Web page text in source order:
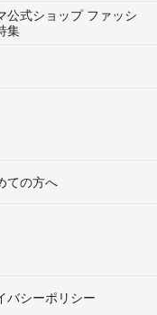
公式ショップ ファッシ
集
ての方へ
バシーポリシー